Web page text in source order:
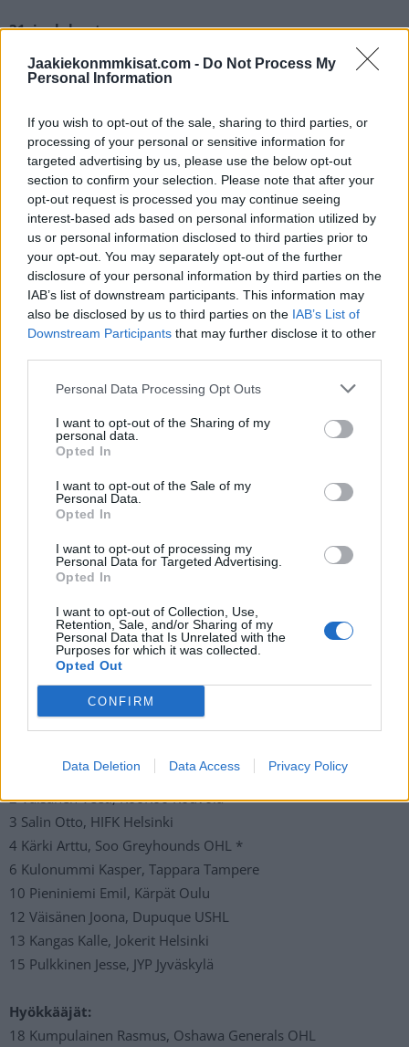
Jaakiekonmmkisat.com - Do Not Process My
Personal Information
If you wish to opt-out of the sale, sharing to third parties, or
processing of your personal or sensitive information for
targeted advertising by us, please use the below opt-out
section to confirm your selection. Please note that after your
opt-out request is processed you may continue seeing
interest-based ads based on personal information utilized by
us or personal information disclosed to third parties prior to
your opt-out. You may separately opt-out of the further
disclosure of your personal information by third parties on the
IAB’s list of downstream participants. This information may
also be disclosed by us to third parties on the IAB’s List of
Downstream Participants that may further disclose it to other
Personal Data Processing Opt Outs
I want to opt-out of the Sharing of my
personal data.
Opted In
I want to opt-out of the Sale of my
Personal Data.
Opted In
I want to opt-out of processing my
Personal Data for Targeted Advertising.
Opted In
I want to opt-out of Collection, Use,
Retention, Sale, and/or Sharing of my
Personal Data that Is Unrelated with the
Purposes for which it was collected.
Opted Out
CONFIRM
Data Deletion Data Access Privacy Policy
31. joulukuuta
13:00: USA – Slovakia
18:00: Tshekki – Sveitsi
20:30: Kanada – Saksa
2. tammikuuta
13:00: Puolivälieräottelu
15:30: Puolivälieräottelu
18:00: Puolivälieräottelu
20:30: Puolivälieräottelu
4. tammikuuta
20:30: Semifinaali
5. tammikuuta
16:00: Pronssiottelu
20:30: Loppuottelu
Suomen joukkue vuoden 2024 MM-kisoissa:
Maalivahdit:
1 Vinni Eemil, HIFK Helsinki
30 Kokko Niklas, Kärpät Oulu
31 Vali Noa, TPS Turku
Puolustajat:
2 Väisänen Veeti, KooKoo Kouvola
3 Salin Otto, HIFK Helsinki
4 Kärki Arttu, Soo Greyhounds OHL *
6 Kulonummi Kasper, Tappara Tampere
10 Pieniniemi Emil, Kärpät Oulu
12 Väisänen Joona, Dupuque USHL
13 Kangas Kalle, Jokerit Helsinki
15 Pulkkinen Jesse, JYP Jyväskylä
Hyökkääjät:
18 Kumpulainen Rasmus, Oshawa Generals OHL